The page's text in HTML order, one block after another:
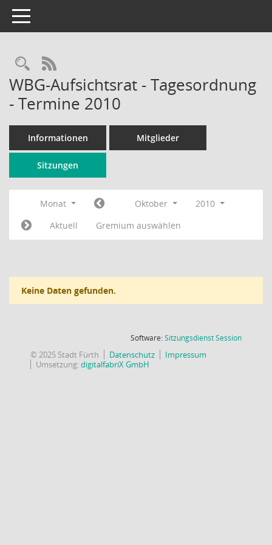
Toggle navigation
Rechercheauswahl
RSS-Feed
WBG-Aufsichtsrat - Tagesordnung
- Termine 2010
Informationen Mitglieder
Sitzungen
Monat Oktober
2010
Aktuell
Gremium auswählen
Keine Daten gefunden.
Software:SitzungsdienstSession(Wird in
© 2025 Stadt Fürth Datenschutz
Impressum
Umsetzung:digitalfabriX GmbH